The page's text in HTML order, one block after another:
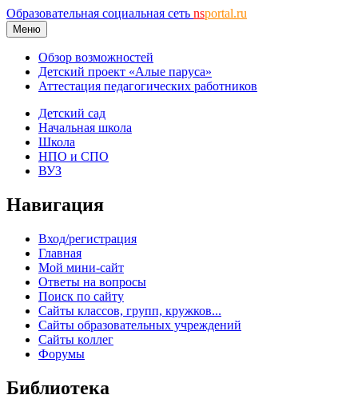
Образовательная социальная сеть nsportal.ru
Меню
Обзор возможностей
Детский проект «Алые паруса»
Аттестация педагогических работников
Детский сад
Начальная школа
Школа
НПО и СПО
ВУЗ
Навигация
Вход/регистрация
Главная
Мой мини-сайт
Ответы на вопросы
Поиск по сайту
Сайты классов, групп, кружков...
Сайты образовательных учреждений
Сайты коллег
Форумы
Библиотека